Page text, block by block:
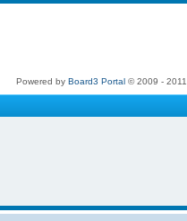
Powered by Board3 Portal © 2009 -